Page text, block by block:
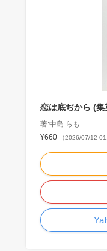
恋は底ぢから (集
著:中島 らも
¥660
（2026/07/12